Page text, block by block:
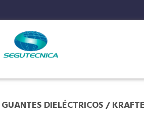
GUANTES DIELÉCTRICOS/